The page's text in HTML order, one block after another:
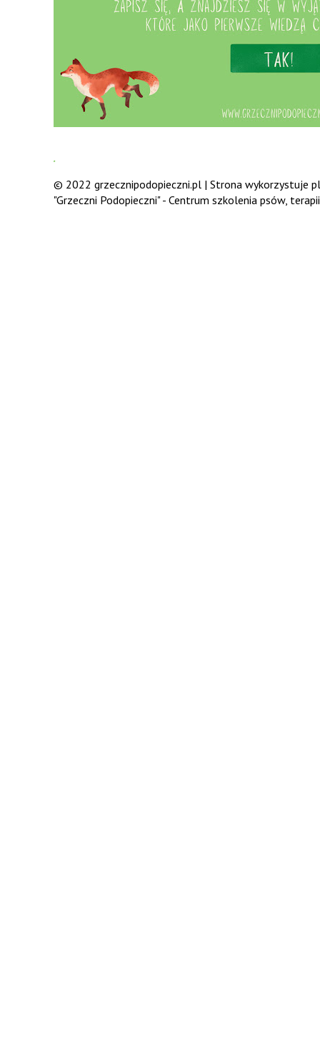
.
© 2022 grzecznipodopieczni.pl | Strona wykorzystuje
"Grzeczni Podopieczni" - Centrum szkolenia psów,